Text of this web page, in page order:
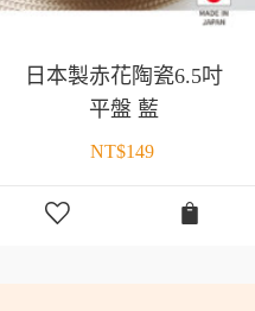
日本製赤花陶瓷6.5吋
平盤 藍
NT$149